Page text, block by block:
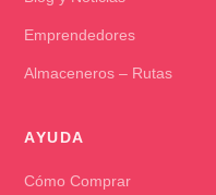
Emprendedores
Almaceneros – Rutas
AYUDA
Cómo Comprar